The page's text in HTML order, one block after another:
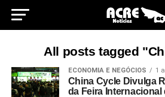
All posts tagged
ECONOMIA E NEGÓCIOS 1
China Cycle Divulga
da Feira